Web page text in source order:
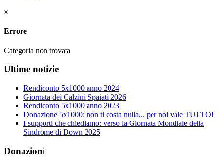
×
Errore
Categoria non trovata
Ultime notizie
Rendiconto 5x1000 anno 2024
Giornata dei Calzini Spaiati 2026
Rendiconto 5x1000 anno 2023
Donazione 5x1000: non ti costa nulla... per noi vale TUTTO!
I supporti che chiediamo: verso la Giornata Mondiale della
Sindrome di Down 2025
Donazioni